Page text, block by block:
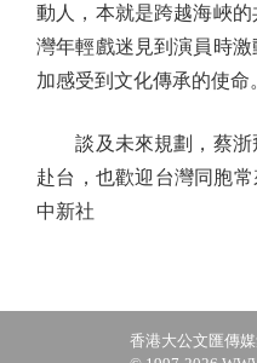
動人，本就是跨越海峽
灣年輕戲迷見到演員時
加感受到文化傳承的使命
談及未來規劃，蔡浙
赴台，也歡迎台灣同胞
中新社
香港大公文匯傳